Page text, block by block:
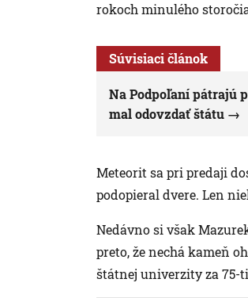
rokoch minulého
Súvisiaci článok
Na Podpoľaní pátrajú
mal odovzdať štátu
Meteorit sa pri predaji
podopieral dvere. Len
Nedávno si však
preto, že nechá kameň
štátnej univerzity za 75-